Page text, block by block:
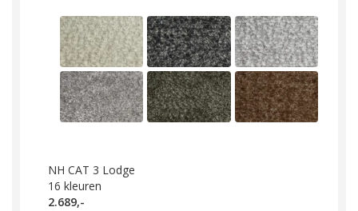
NH CAT 3 Lodge
16 kleuren
2.689,-